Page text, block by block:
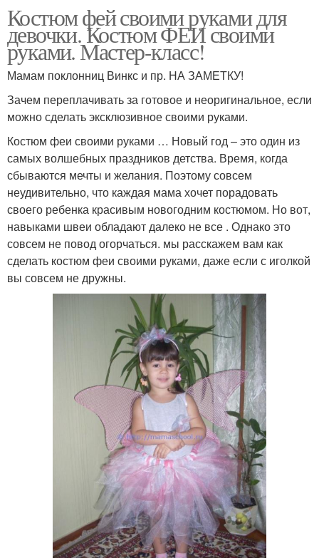
Костюм фей своими руками для
девочки. Костюм ФЕИ своими
руками. Мастер-класс!
Мамам поклонниц Винкс и пр. НА ЗАМЕТКУ!
Зачем переплачивать за готовое и неоригинальное, если
можно сделать эксклюзивное своими руками.
Костюм феи своими руками … Новый год – это один из
самых волшебных праздников детства. Время, когда
сбываются мечты и желания. Поэтому совсем
неудивительно, что каждая мама хочет порадовать
своего ребенка красивым новогодним костюмом. Но вот,
навыками швеи обладают далеко не все . Однако это
совсем не повод огорчаться. мы расскажем вам как
сделать костюм феи своими руками, даже если с иголкой
вы совсем не дружны.